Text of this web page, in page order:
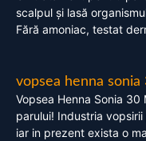
scalpul și lasă
Fără amoniac, testat
vopsea henna sonia
Vopsea Henna Sonia
parului! Industria
iar in prezent exista o